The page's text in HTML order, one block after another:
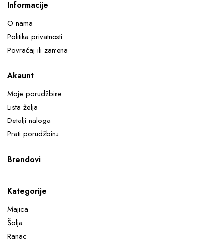
Informacije
O nama
Politika privatnosti
Povraćaj ili zamena
Akaunt
Moje porudžbine
Lista želja
Detalji naloga
Prati porudžbinu
Brendovi
Kategorije
Majica
Šolja
Ranac